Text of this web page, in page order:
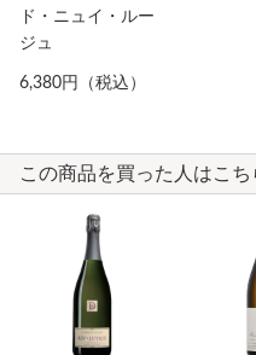
ド・ニュイ・ルー
ジュ
6,380円（税込）
この商品を買った人はこ